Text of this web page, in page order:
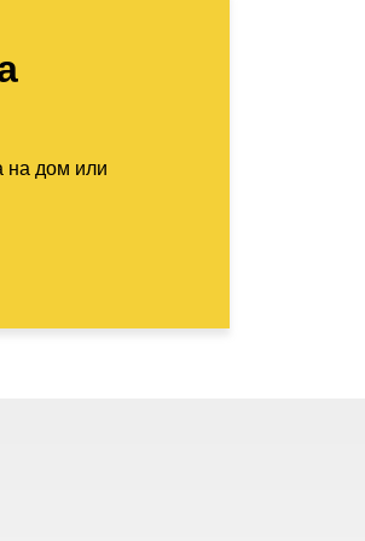
на дом или